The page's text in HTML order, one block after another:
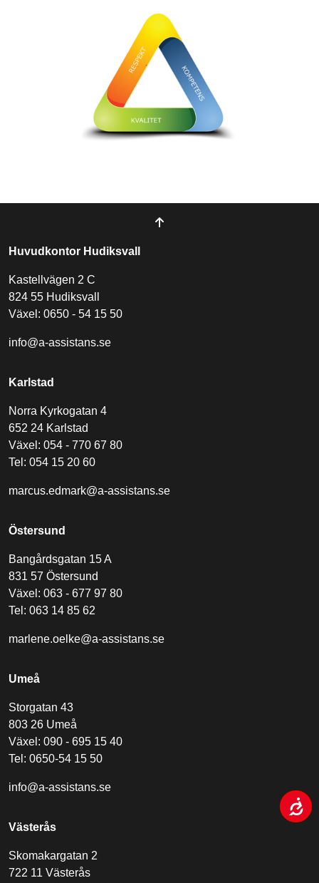
Huvudkontor Hudiksvall
Kastellvägen 2 C
824 55 Hudiksvall
Växel: 0650 - 54 15 50
info@a-assistans.se
Karlstad
Norra Kyrkogatan 4
652 24 Karlstad
Växel: 054 - 770 67 80
Tel: 054 15 20 60
marcus.edmark@a-assistans.se
Östersund
Bangårdsgatan 15 A
831 57 Östersund
Växel: 063 - 677 97 80
Tel: 063 14 85 62
marlene.oelke@a-assistans.se
Umeå
Storgatan 43
803 26 Umeå
Växel: 090 - 695 15 40
Tel: 0650-54 15 50
info@a-assistans.se
Västerås
Skomakargatan 2
722 11 Västerås